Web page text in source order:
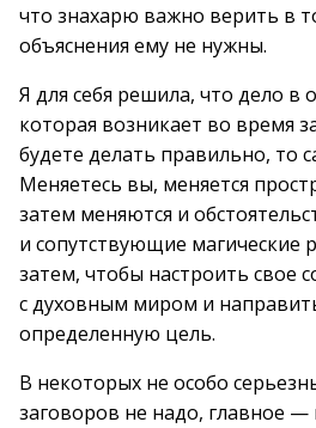
что знахарю важно верить в
объяснения ему не нужны.
Я для себя решила, что дело в
которая возникает во время
будете делать правильно, то
Меняетесь вы, меняется
затем меняются и
и сопутствующие
затем, чтобы настроить свое
с духовным миром и
определенную цель.
В некоторых не особо
заговоров не надо, главное